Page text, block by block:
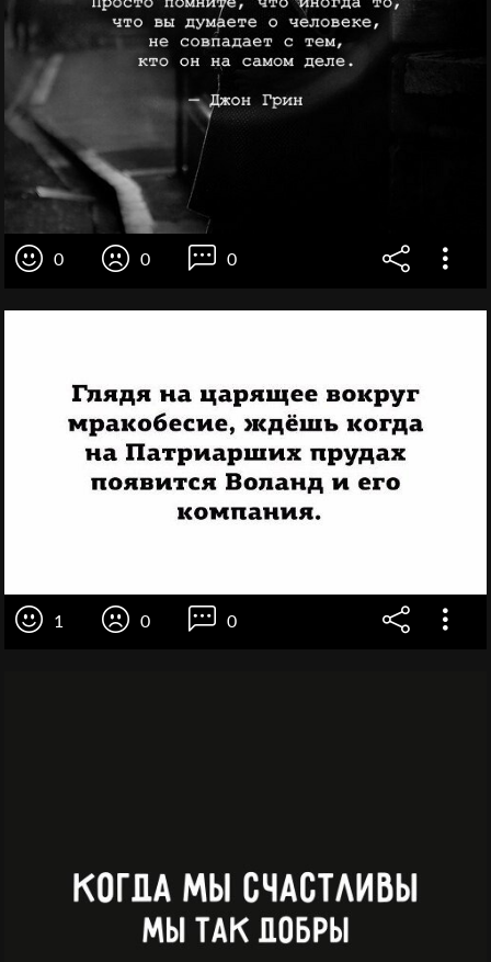
0 0 0
1 0 0